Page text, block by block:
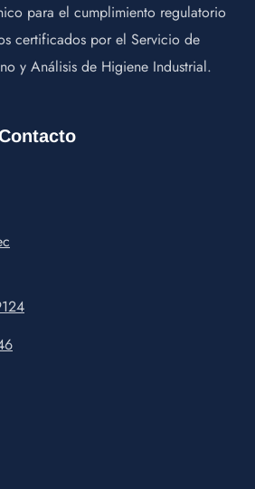
para el cumplimiento regulatorio
certificados por el Servicio de
y Análisis de Higiene Industrial.